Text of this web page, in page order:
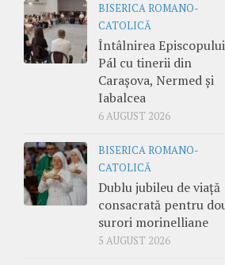
BISERICA ROMANO-
CATOLICĂ
Întâlnirea Episcopului
Pál cu tinerii din
Carașova, Nermed și
Iabalcea
6 AUGUST 2026
BISERICA ROMANO-
CATOLICĂ
Dublu jubileu de viață
consacrată pentru
surori morinelliane
5 AUGUST 2026